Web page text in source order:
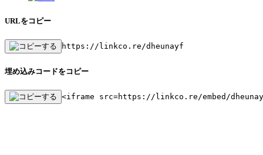
URLをコピー
https://linkco.re/dheunayf
埋め込みコードをコピー
<iframe src=https://linkco.re/embed/